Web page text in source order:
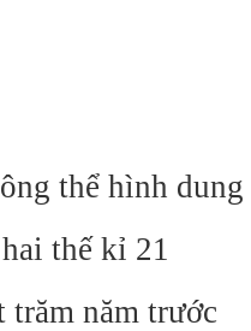
thể hình dung
thế kỉ 21
năm trước